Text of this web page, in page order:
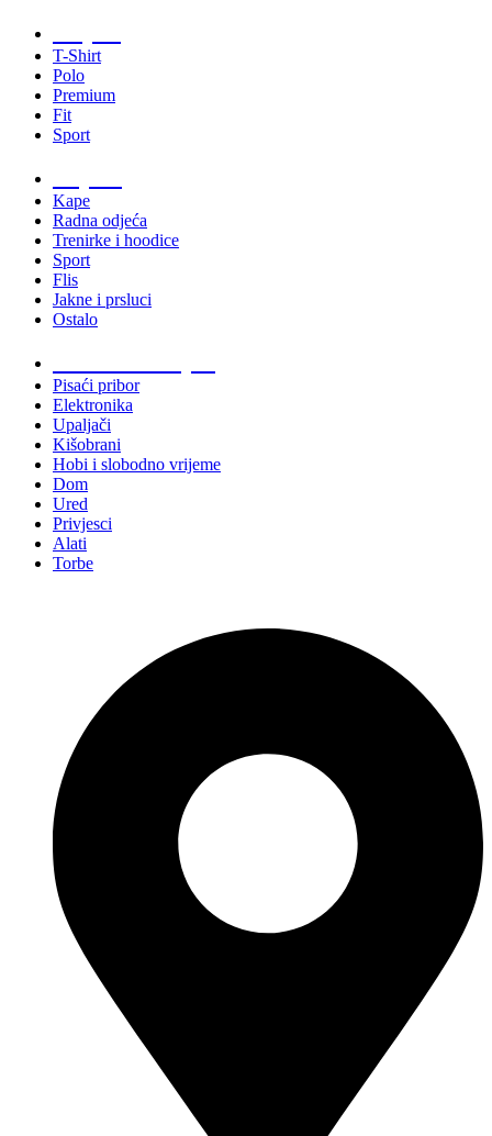
T-Shirt
Polo
Premium
Fit
Sport
Kape
Radna odjeća
Trenirke i hoodice
Sport
Flis
Jakne i prsluci
Ostalo
Pisaći pribor
Elektronika
Upaljači
Kišobrani
Hobi i slobodno vrijeme
Dom
Ured
Privjesci
Alati
Torbe